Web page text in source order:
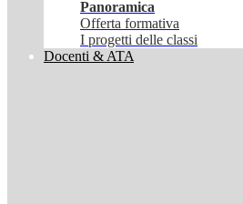
Panoramica
Offerta formativa
I progetti delle classi
Docenti & ATA